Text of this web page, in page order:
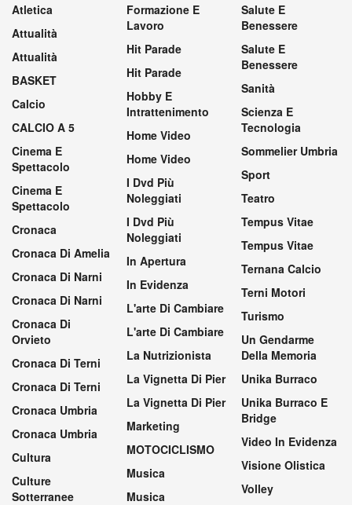
Atletica
Attualità
Attualità
BASKET
Calcio
CALCIO A 5
Cinema E
Spettacolo
Cinema E
Spettacolo
Cronaca
Cronaca Di Amelia
Cronaca Di Narni
Cronaca Di Narni
Cronaca Di
Orvieto
Cronaca Di Terni
Cronaca Di Terni
Cronaca Umbria
Cronaca Umbria
Cultura
Culture
Sotterranee
Formazione E
Lavoro
Hit Parade
Hit Parade
Hobby E
Intrattenimento
Home Video
Home Video
I Dvd Più
Noleggiati
I Dvd Più
Noleggiati
In Apertura
In Evidenza
L'arte Di Cambiare
L'arte Di Cambiare
La Nutrizionista
La Vignetta Di Pier
La Vignetta Di Pier
Marketing
MOTOCICLISMO
Musica
Musica
Salute E
Benessere
Salute E
Benessere
Sanità
Scienza E
Tecnologia
Sommelier Umbria
Sport
Teatro
Tempus Vitae
Tempus Vitae
Ternana Calcio
Terni Motori
Turismo
Un Gendarme
Della Memoria
Unika Burraco
Unika Burraco E
Bridge
Video In Evidenza
Visione Olistica
Volley